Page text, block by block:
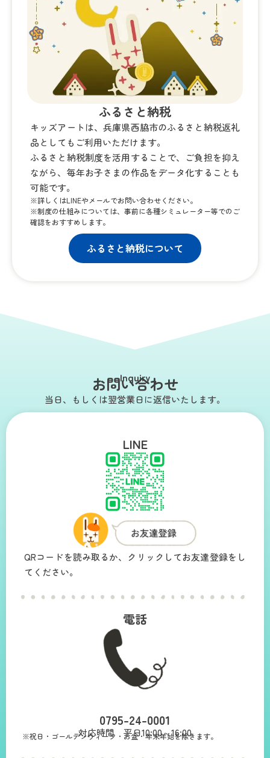
ふるさと納税
キッズアートは、兵庫県西脇市のふるさと納税返礼
品としてもご利用いただけます。
ふるさと納税制度を活用することで、ご負担を抑え
ながら、毎年お子さまの作品をデータ化することも
可能です。
※詳しくはLINEやメールでお問い合わせください。
※制度の仕組みについては、事前に各種シミュレーター等でのご
確認をおすすめします。
ふるさと納税について
Inquiry
お問い合わせ
当日、もしくは翌営業日に返信いたします。
LINE
QRコードを読み取るか、クリックしてお友達登録をし
てください。
電話
0795-24-0001
対応時間 平日10:00～16:00
※祝日・ゴールデンウィーク・お盆・年末年始を除きます。